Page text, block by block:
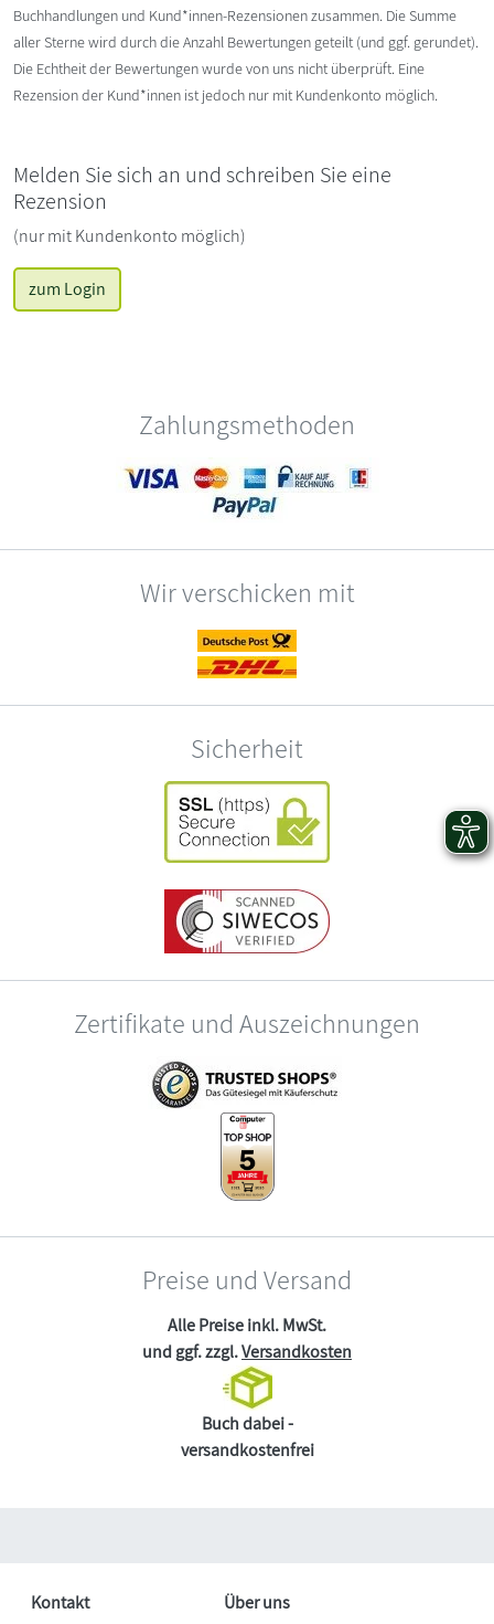
Buchhandlungen und Kund*innen-Rezensionen zusammen. Die Summe
aller Sterne wird durch die Anzahl Bewertungen geteilt (und ggf. gerundet).
Die Echtheit der Bewertungen wurde von uns nicht überprüft. Eine
Rezension der Kund*innen ist jedoch nur mit Kundenkonto möglich.
Melden Sie sich an und schreiben Sie eine
Rezension
(nur mit Kundenkonto möglich)
zum Login
Zahlungsmethoden
Wir verschicken mit
Sicherheit
Zertifikate und Auszeichnungen
Preise und Versand
Alle Preise inkl. MwSt.
und ggf. zzgl.Versandkosten
Buch dabei -
versandkostenfrei
Kontakt Über uns